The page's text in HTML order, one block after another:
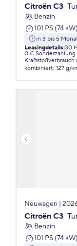
Citroën C3
Benzin
101 PS (74 kW)
in 3 bis 5
Leasingdetails:30
0 € Sonderzahlung
Kraftstoffverbrauch
kombiniert: 127 g/
Neuwagen |
Citroën C3
Benzin
101 PS (74 kW)